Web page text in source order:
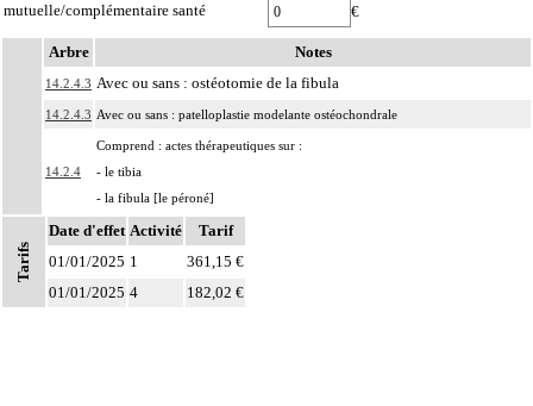
mutuelle/complémentaire santé
€
Arbre Notes
14.2.4.3 Avec ou sans : ostéotomie de la fibula
14.2.4.3 Avec ou sans : patelloplastie modelante ostéochondrale
14.2.4
Comprend : actes thérapeutiques sur :
- le tibia
- la fibula [le péroné]
14
Par rayon du pied, on entend : le squelette métatarsophalangien formant l'axe
d'un orteil et les articulations adjacentes, et l'ensemble des tissus mous et des
Tarifs
Date d'effet Activité
Tarif
01/01/2025 1
361,15 €
01/01/2025 4 182,02 €